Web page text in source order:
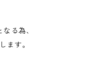
る為、
ます。